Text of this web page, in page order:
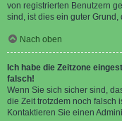
von registrierten Benutzern
sind, ist dies ein guter Grund,
Nach oben
Ich habe die Zeitzone
falsch!
Wenn Sie sich sicher sind,
die Zeit trotzdem noch falsch
Kontaktieren Sie einen